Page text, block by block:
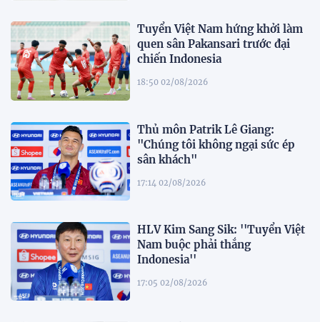
Tuyển Việt Nam hứng khởi làm
quen sân Pakansari trước đại
chiến Indonesia
18:50 02/08/2026
Thủ môn Patrik Lê Giang:
"Chúng tôi không ngại sức ép
sân khách"
17:14 02/08/2026
HLV Kim Sang Sik: ''Tuyển Việt
Nam buộc phải thắng
Indonesia''
17:05 02/08/2026